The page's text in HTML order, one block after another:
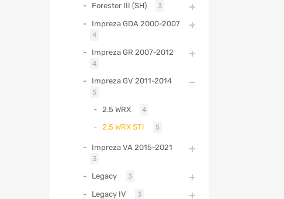
Forester III (SH) 3
Impreza GDA 2000-2007
4
Impreza GR 2007-2012
4
Impreza GV 2011-2014
5
2.5 WRX 4
2.5 WRX STI 5
Impreza VA 2015-2021
3
Legacy 3
Legacy IV 3